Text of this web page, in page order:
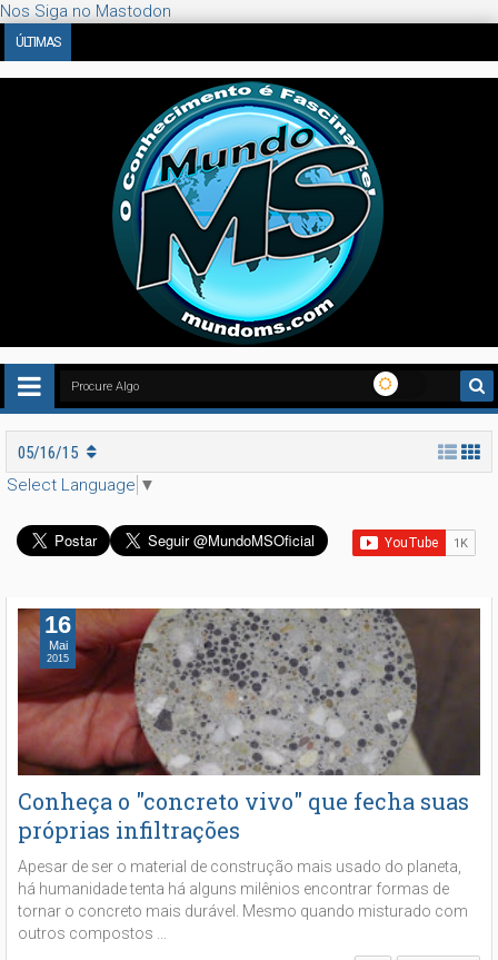
Nos Siga no Mastodon
ÚLTIMAS
05/16/15
Select Language ▼
Conheça o "concreto vivo" que fecha suas
próprias infiltrações
Apesar de ser o material de construção mais usado do planeta,
há humanidade tenta há alguns milênios encontrar formas de
tornar o concreto mais durável. Mesmo quando misturado com
outros compostos ...
16
Mai
2015